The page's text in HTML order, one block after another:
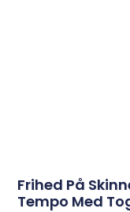
Frihed På
Tempo Med